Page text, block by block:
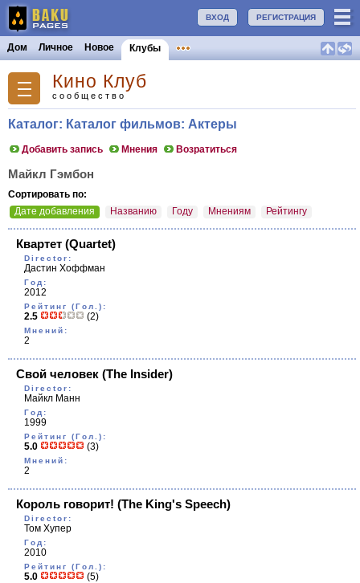
РЕГИСТРАЦИЯ
ВХОД
Дом Личное Новое Клубы
Кино Клуб
сообщество
Каталог: Каталог фильмов: Актеры
Добавить запись Мнения Возратиться
Майкл Гэмбон
Сортировать по:
Дате добавления
Названию Году Мнениям Рейтингу
Квартет (Quartet)
Director:
Дастин Хоффман
Год:
2012
Рейтинг (Гол.):
2.5 (2)
Мнений:
2
Свой человек (The Insider)
Director:
Майкл Манн
Год:
1999
Рейтинг (Гол.):
5.0 (3)
Мнений:
2
Король говорит! (The King's Speech)
Director:
Том Хупер
Год:
2010
Рейтинг (Гол.):
5.0 (5)